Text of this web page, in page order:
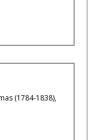
(1784-1838),